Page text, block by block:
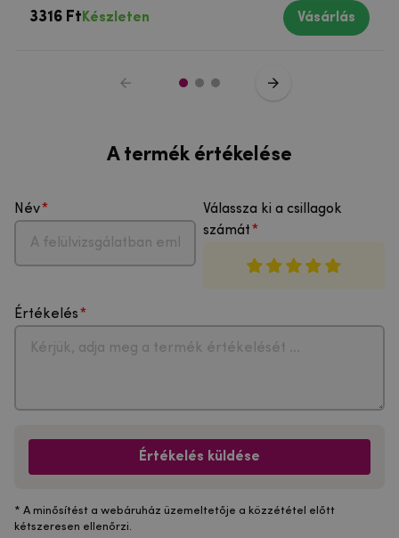
3316 Ft Készleten Vásárlás
A termék értékelése
Név
Válassza ki a csillagok
számát
Értékelés
Értékelés küldése
* A minősítést a webáruház üzemeltetője a közzététel előtt
kétszeresen ellenőrzi.